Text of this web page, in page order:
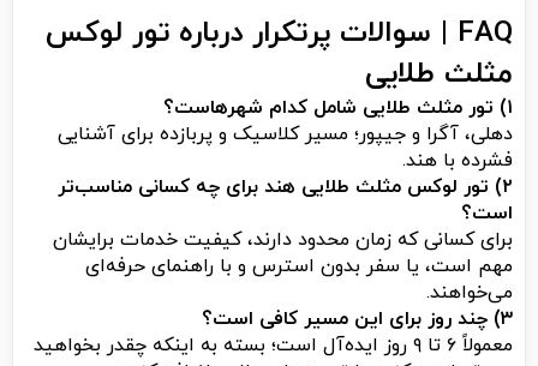
FAQ | سوالات پرتکرار درباره تور لوکس
مثلث طلایی
۱) تور مثلث طلایی شامل کدام شهرهاست؟
دهلی، آگرا و جیپور؛ مسیر کلاسیک و پربازده برای آشنایی
فشرده با هند.
۲) تور لوکس مثلث طلایی هند برای چه کسانی مناسب‌تر
است؟
برای کسانی که زمان محدود دارند، کیفیت خدمات برایشان
مهم است، یا سفر بدون استرس و با راهنمای حرفه‌ای
می‌خواهند.
۳) چند روز برای این مسیر کافی است؟
معمولاً ۶ تا ۹ روز ایده‌آل است؛ بسته به اینکه چقدر بخواهید